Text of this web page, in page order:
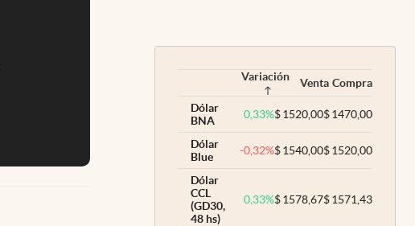
Variación Venta Compra
Dólar
BNA
0,33%$1520,00$1470,00
Dólar
Blue
-0,32%$1540,00$1520,00
Dólar
CCL
(GD30,
48 hs)
0,33%$1578,67$1571,43